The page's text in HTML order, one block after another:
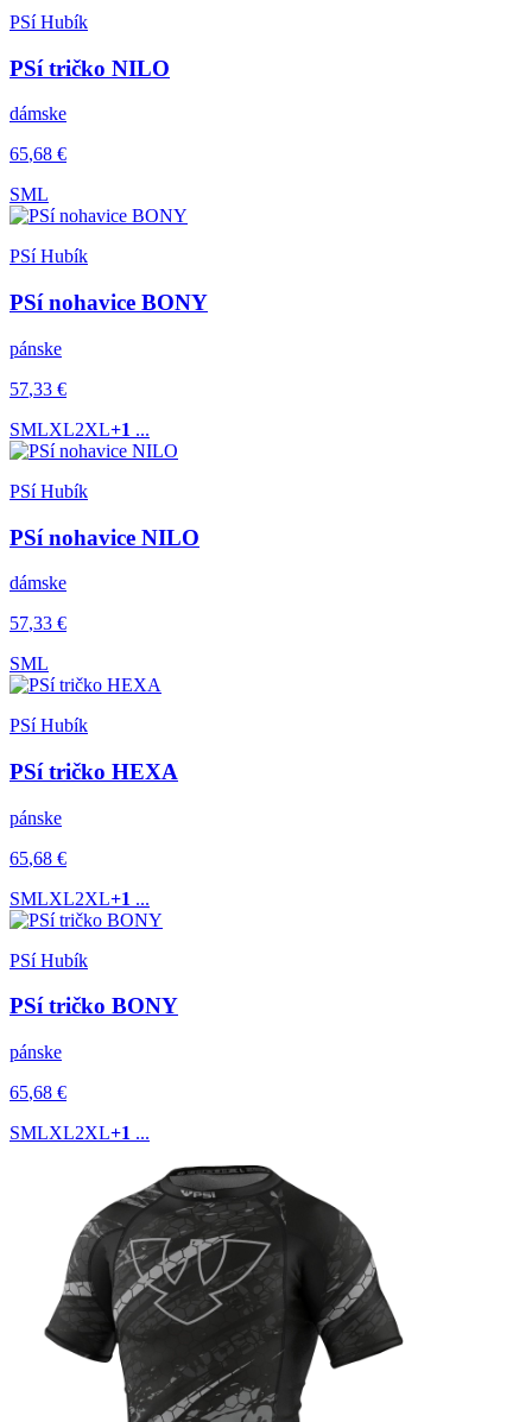
PSí Hubík
PSí tričko NILO
dámske
65,68 €
SML
PSí Hubík
PSí nohavice BONY
pánske
57,33 €
SMLXL2XL+1 ...
PSí Hubík
PSí nohavice NILO
dámske
57,33 €
SML
PSí Hubík
PSí tričko HEXA
pánske
65,68 €
SMLXL2XL+1 ...
PSí Hubík
PSí tričko BONY
pánske
65,68 €
SMLXL2XL+1 ...